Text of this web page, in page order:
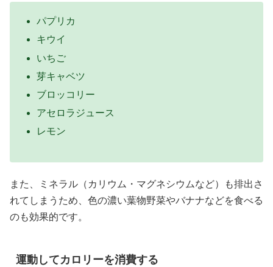
パプリカ
キウイ
いちご
芽キャベツ
ブロッコリー
アセロラジュース
レモン
また、ミネラル（カリウム・マグネシウムなど）も排出さ
れてしまうため、色の濃い葉物野菜やバナナなどを食べる
のも効果的です。
運動してカロリーを消費する